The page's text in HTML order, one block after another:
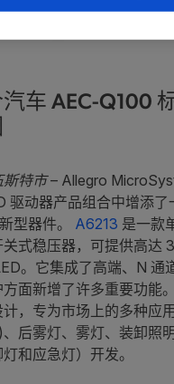
车 AEC-Q100
斯特市– Allegro
驱动器产品组合中增添
型器件。 A6213 是一款
式稳压器，可提供高达
。它集成了高端、N 通
面新增了许多重要功能
，专为市场上的多种应
后雾灯、雾灯、装卸照
和应急灯）开发。